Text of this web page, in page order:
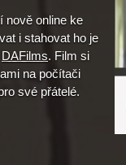
nově online ke
i stahovat ho je
DAFilms. Film si
na počítači
své přátelé.